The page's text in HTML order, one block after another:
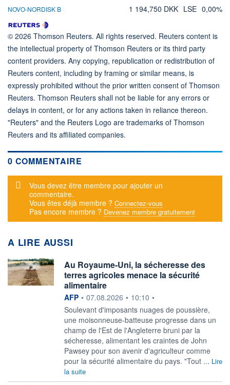
NOVO-NORDISK B 1 194,750 DKK LSE 0,00%
© 2026 Thomson Reuters. All rights reserved. Reuters content is
the intellectual property of Thomson Reuters or its third party
content providers. Any copying, republication or redistribution of
Reuters content, including by framing or similar means, is
expressly prohibited without the prior written consent of Thomson
Reuters. Thomson Reuters shall not be liable for any errors or
delays in content, or for any actions taken in reliance thereon.
"Reuters" and the Reuters Logo are trademarks of Thomson
Reuters and its affiliated companies.
0 COMMENTAIRE
Message d'alerte
Vous devez être membre pour ajouter un
commentaire.
Vous êtes déjà membre ? Connectez-vous
Pas encore membre ? Devenez membre gratuitement
A LIRE AUSSI
Au Royaume-Uni, la sécheresse des
terres agricoles menace la sécurité
alimentaire
information fournie par
AFP • 07.08.2026 • 10:10 •
Soulevant d'imposants nuages de poussière,
une moisonneuse-batteuse progresse dans un
champ de l'Est de l'Angleterre bruni par la
sécheresse, alimentant les craintes de John
Pawsey pour son avenir d'agriculteur comme
pour la sécurité alimentaire du pays. "Tout ... Lire
la suite